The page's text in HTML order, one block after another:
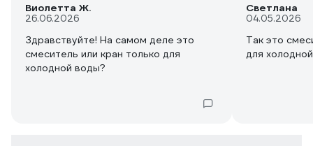
Виолетта Ж.
26.06.2026
Здравствуйте! На самом деле это
смеситель или кран только для
холодной воды?
Светлана
04.05.2026
Так это
для